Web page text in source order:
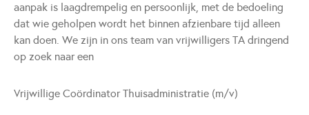
aanpak is laagdrempelig en persoonlijk, met de bedoeling
dat wie geholpen wordt het binnen afzienbare tijd alleen
kan doen. We zijn in ons team van vrijwilligers TA dringend
op zoek naar een
Vrijwillige Coördinator Thuisadministratie (m/v)